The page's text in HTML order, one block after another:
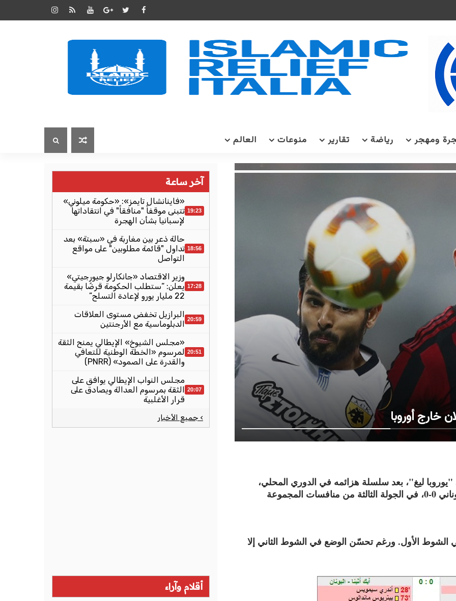
ومهجر رياضة تقارير منوعات العالم
خارج أوروبا
ليغ"، بعد سلسلة هزائمه في الدوري المحلي،
بسقوطه في فخ التعادل السلبي أمام آيك أثينا اليوناني 0-0، في الجولة الثالثة من منافسات المجموعة
الأول. ورغم تحسّن الوضع في الشوط الثاني إلا
آخر ساعة
19:23
«فاينانشال تايمز»: «حكومة ميلوني»
تتبنى موقفاً "منافقاً" في انتقاداتها
لإسبانيا بشأن الهجرة
18:56
حالة ذعر بين مغاربة في «سبتة» بعد
تداول "قائمة مطلوبين" على مواقع
التواصل
17:28
وزير الاقتصاد «جانكارلو جيورجيتي»
يعلن: “ستطلب الحكومة قرضًا بقيمة
22 مليار يورو لإعادة التسلح”
20:59 البرازيل تخفض مستوى العلاقات
الدبلوماسية مع الأرجنتين
20:51
«مجلس الشيوخ» الإيطالي يمنح الثقة
لمرسوم «الخطة الوطنية للتعافي
والقدرة على الصمود» (PNRR)
20:07
مجلس النواب الإيطالي يوافق على
الثقة بمرسوم العدالة ويصادق على
قرار الأغلبية
› جميع الأخبار
أقلام وآراء